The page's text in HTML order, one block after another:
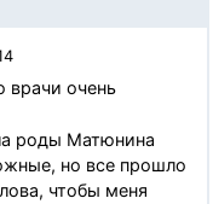
очень
роды Матюнина
но все прошло
чтобы меня